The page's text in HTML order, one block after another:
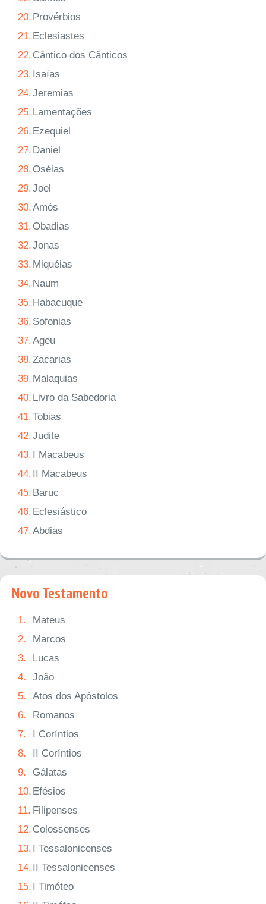
20. Provérbios
21. Eclesiastes
22. Cântico dos Cânticos
23. Isaías
24.Jeremias
25. Lamentações
26. Ezequiel
27. Daniel
28. Oséias
29.Joel
30.Amós
31. Obadias
32.Jonas
33. Miquéias
34. Naum
35. Habacuque
36. Sofonias
37.Ageu
38.Zacarias
39. Malaquias
40. Livro da Sabedoria
41.Tobias
42.Judite
43. I Macabeus
44. II Macabeus
45. Baruc
46. Eclesiástico
47.Abdias
Novo Testamento
1.
Mateus
2.
Marcos
3.
Lucas
4.
João
5.
Atos dos Apóstolos
6.
Romanos
7.
I Coríntios
8.
II Coríntios
9.
Gálatas
10. Efésios
11. Filipenses
12. Colossenses
13. I Tessalonicenses
14. II Tessalonicenses
15. I Timóteo